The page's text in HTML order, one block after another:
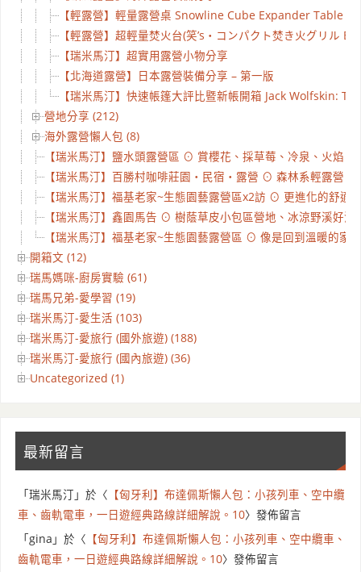
【輕露營】輕量露營桌 Snowline Cube Expander Table L6
【輕露營】超輕量焚火台(笑’s・コンパクト焚き火グリル
【瑞米馬汀】超實用露營小物分享
【北海道露營】日本露營裝備分享 – 第一版
【瑞米馬汀】快速帳篷大評比暨新帳開箱 Jack Wolfskin:
營地分享 (212)
海外露營懶人包 (8)
【瑞米馬汀】鹽水頭露營區 ⊙ 賞櫻花、採草莓、冷泉、火焰
【瑞米馬汀】百勝村咖啡莊園‧民宿‧露營 ⊙ 森林系輕露營 ⊙
【瑞米馬汀】福基老家~生態園藝露營區x2訪 ⊙ 更進化的舒適
【瑞米馬汀】鑫園馬告 ⊙ 樹蔭草皮小包區營地、冰涼野溪好
【瑞米馬汀】福基老家~生態園藝露營區 ⊙ 像是回到溫暖的家
開箱文 (12)
瑞馬媽咪-廚房實驗 (61)
瑞馬兄弟-愛學習 (19)
瑞米馬汀-愛生活 (103)
瑞米馬汀-愛旅行 (國外旅遊) (188)
瑞米馬汀-愛旅行 (國內旅遊) (36)
Uncategorized (1)
最新留言
「瑞米馬汀 」於〈 【匈牙利】布達佩斯懶人包：小孩列車、空中纜
車、齒軌電車，一日遊經典路線詳細解說。10〉發佈留言
「gina 」於〈 【匈牙利】布達佩斯懶人包：小孩列車、空中纜車、
齒軌電車，一日遊經典路線詳細解說。10〉發佈留言